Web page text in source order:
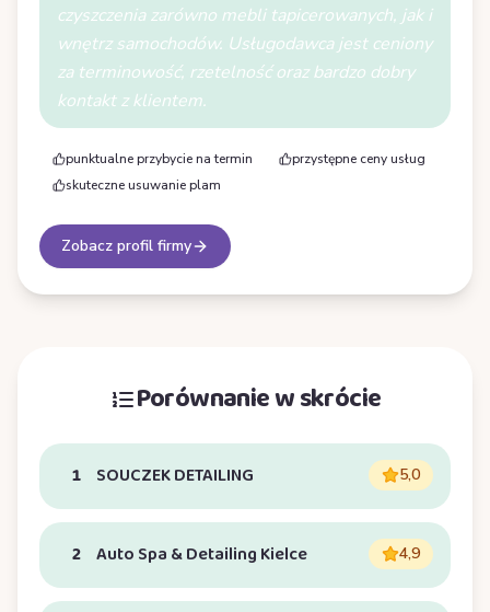
czyszczenia zarówno mebli tapicerowanych, jak i
wnętrz samochodów. Usługodawca jest ceniony
za terminowość, rzetelność oraz bardzo dobry
kontakt z klientem.
punktualne przybycie na termin
przystępne ceny usług
skuteczne usuwanie plam
Zobacz profil firmy
Porównanie w skrócie
1 SOUCZEK DETAILING 5,0
2 Auto Spa & Detailing Kielce 4,9